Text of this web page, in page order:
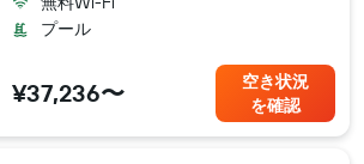
プール
¥37,236〜
空き状況
を確認